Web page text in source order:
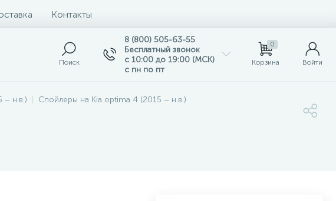
Контакты
Поиск
8 (800) 505-63-55
Бесплатный звонок
с 10:00 до 19:00 (МСК)
с пн по пт
0
Корзина Войти
– н.в.) Спойлеры на Kia optima 4 (2015 – н.в.)